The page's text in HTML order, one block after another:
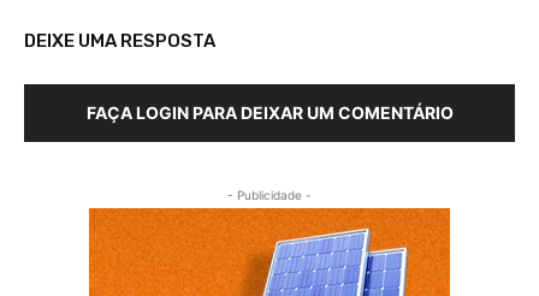
DEIXE UMA RESPOSTA
FAÇA LOGIN PARA DEIXAR UM COMENTÁRIO
- Publicidade -